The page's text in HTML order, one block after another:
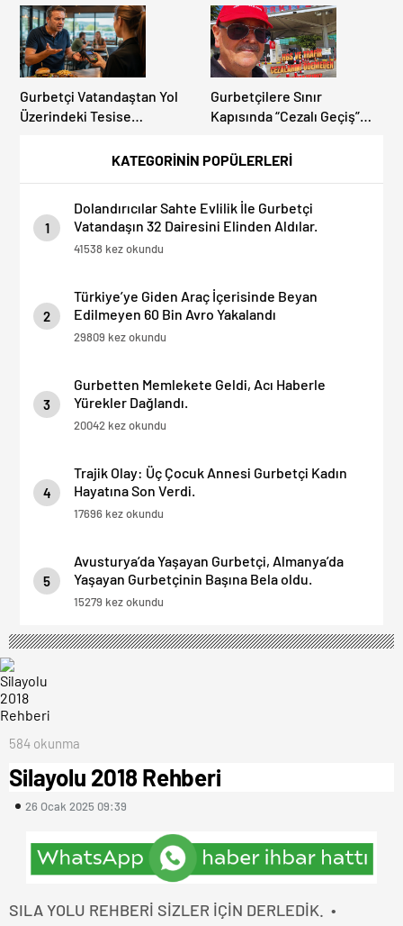
KATEGORİNİN POPÜLERLERİ
1
Dolandırıcılar Sahte Evlilik İle Gurbetçi
Vatandaşın 32 Dairesini Elinden Aldılar.
41538 kez okundu
2
Türkiye’ye Giden Araç İçerisinde Beyan
Edilmeyen 60 Bin Avro Yakalandı
29809 kez okundu
3
Gurbetten Memlekete Geldi, Acı Haberle
Yürekler Dağlandı.
20042 kez okundu
4
Trajik Olay: Üç Çocuk Annesi Gurbetçi Kadın
Hayatına Son Verdi.
17696 kez okundu
5
Avusturya’da Yaşayan Gurbetçi, Almanya’da
Yaşayan Gurbetçinin Başına Bela oldu.
15279 kez okundu
Gurbetçi Vatandaştan Yol
Üzerindeki Tesise
“Hesabınızı Mutlaka Kontrol
Gurbetçilere Sınır
Kapısında “Cezalı Geçiş”
Dışına Çıkamıyor!
584 okunma
Silayolu 2018 Rehberi
26 Ocak 2025 09:39
SILA YOLU REHBERİ SİZLER İÇİN DERLEDİK. •